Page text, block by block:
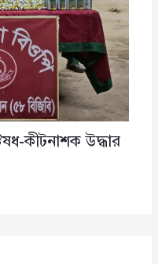
কীটনাশক উদ্ধার